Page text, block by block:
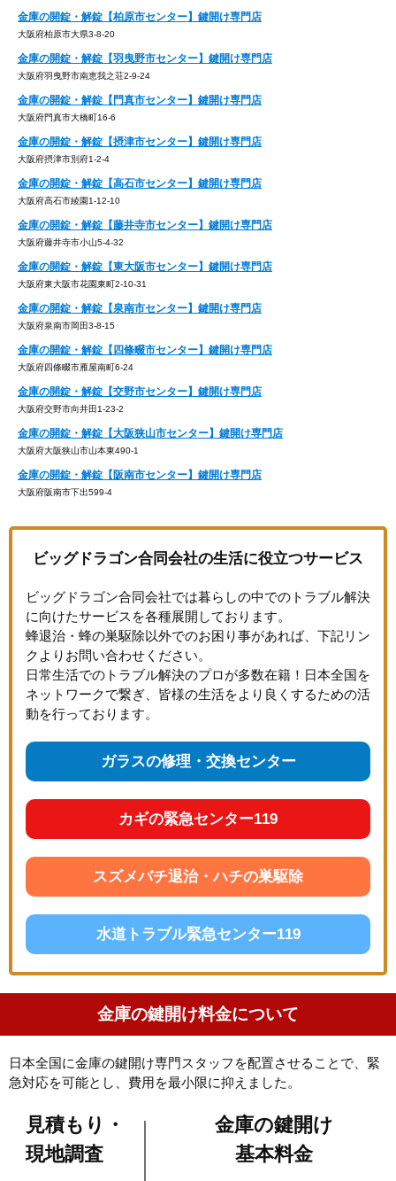
金庫の開錠・解錠【柏原市センター】鍵開け専門店
大阪府柏原市大県3-8-20
金庫の開錠・解錠【羽曳野市センター】鍵開け専門店
大阪府羽曳野市南恵我之荘2-9-24
金庫の開錠・解錠【門真市センター】鍵開け専門店
大阪府門真市大橋町16-6
金庫の開錠・解錠【摂津市センター】鍵開け専門店
大阪府摂津市別府1-2-4
金庫の開錠・解錠【高石市センター】鍵開け専門店
大阪府高石市綾園1-12-10
金庫の開錠・解錠【藤井寺市センター】鍵開け専門店
大阪府藤井寺市小山5-4-32
金庫の開錠・解錠【東大阪市センター】鍵開け専門店
大阪府東大阪市花園東町2-10-31
金庫の開錠・解錠【泉南市センター】鍵開け専門店
大阪府泉南市岡田3-8-15
金庫の開錠・解錠【四條畷市センター】鍵開け専門店
大阪府四條畷市雁屋南町6-24
金庫の開錠・解錠【交野市センター】鍵開け専門店
大阪府交野市向井田1-23-2
金庫の開錠・解錠【大阪狭山市センター】鍵開け専門店
大阪府大阪狭山市山本東490-1
金庫の開錠・解錠【阪南市センター】鍵開け専門店
大阪府阪南市下出599-4
ビッグドラゴン合同会社の生活に役立つサービス
ビッグドラゴン合同会社では暮らしの中でのトラブル解決
に向けたサービスを各種展開しております。
蜂退治・蜂の巣駆除以外でのお困り事があれば、下記リン
クよりお問い合わせください。
日常生活でのトラブル解決のプロが多数在籍！日本全国を
ネットワークで繋ぎ、皆様の生活をより良くするための活
動を行っております。
ガラスの修理・交換センター
カギの緊急センター119
スズメバチ退治・ハチの巣駆除
水道トラブル緊急センター119
金庫の鍵開け料金について
日本全国に金庫の鍵開け専門スタッフを配置させることで、緊
急対応を可能とし、費用を最小限に抑えました。
見積もり・
現地調査
金庫の鍵開け
基本料金